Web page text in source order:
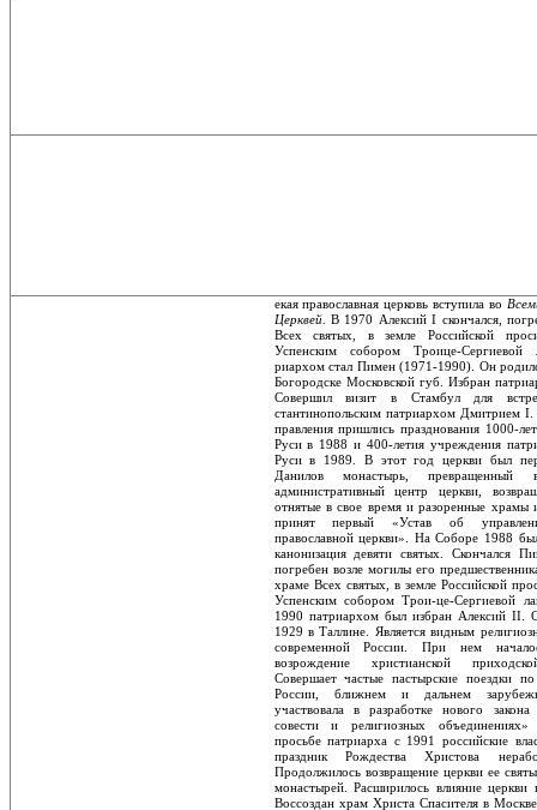
екая православная церковь вступила во
Церквей. В 1970 Алексий I скончался,
Всех святых, в земле Российской
Успенским собором Троице-
риархом стал Пимен (1971-1990). Он
Богородске Московской губ. Избран
Совершил визит в Стамбул для
стантинопольским патриархом Дмитрием
правления пришлись празднования 1000-
Руси в 1988 и 400-летия учреждения
Руси в 1989. В этот год церкви был
Данилов монастырь, превращенный
административный центр церкви,
отнятые в свое время и разоренные храмы
принят первый «Устав об
православной церкви». На Соборе 1988
канонизация девяти святых. Скончался
погребен возле могилы его
храме Всех святых, в земле Рос­сийской
Успенским собором Трои-це-Сергиевой
1990 патриархом был избран Алексий II.
1929 в Таллине. Яв­ляется видным
современной России. При нем
возрождение хри­стианской
Совершает частые пастырские поездки
России, ближнем и дальнем
участвовала в разра­ботке нового
совести и религиоз­ных
просьбе патриарха с 1991 российские
праздник Рожде­ства Христова
Продолжилось воз­вращение церкви ее
монастырей. Расширилось влияние церкви
Воссоз­дан храм Христа Спасителя в